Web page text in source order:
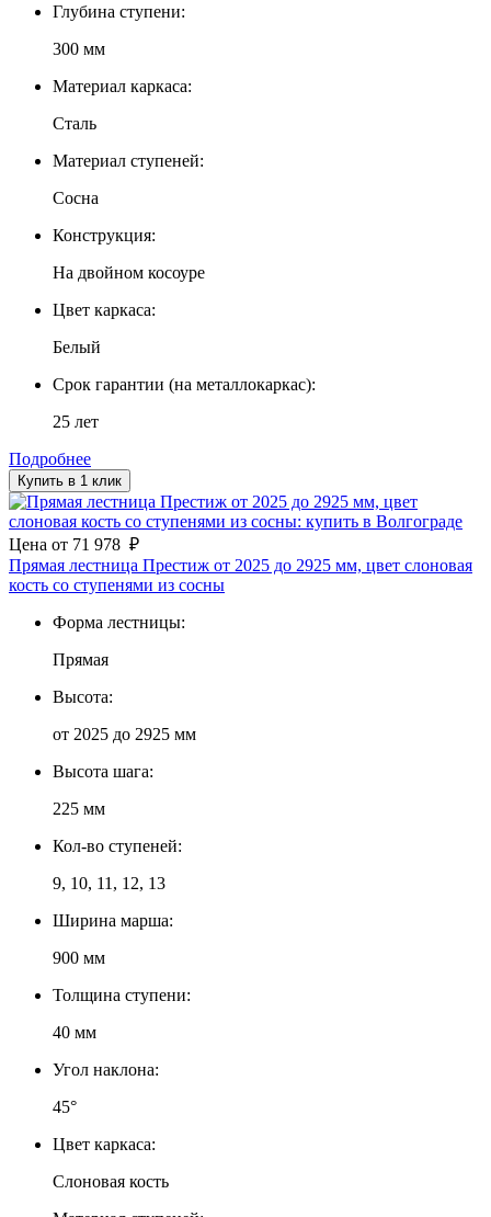
Глубина ступени:
300 мм
Материал каркаса:
Сталь
Материал ступеней:
Сосна
Конструкция:
На двойном косоуре
Цвет каркаса:
Белый
Срок гарантии (на металлокаркас):
25 лет
Подробнее
Купить в 1 клик
Цена от 71 978 ₽
Прямая лестница Престиж от 2025 до 2925 мм, цвет слоновая
кость со ступенями из сосны
Форма лестницы:
Прямая
Высота:
от 2025 до 2925 мм
Высота шага:
225 мм
Кол-во ступеней:
9, 10, 11, 12, 13
Ширина марша:
900 мм
Толщина ступени:
40 мм
Угол наклона:
45°
Цвет каркаса:
Слоновая кость